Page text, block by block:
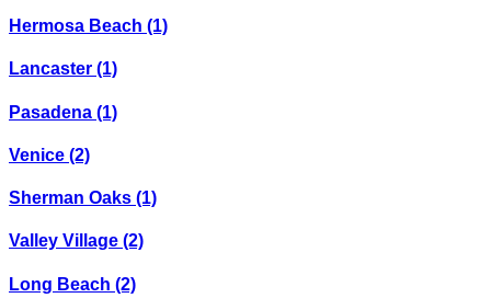
Hermosa Beach (1)
Lancaster (1)
Pasadena (1)
Venice (2)
Sherman Oaks (1)
Valley Village (2)
Long Beach (2)